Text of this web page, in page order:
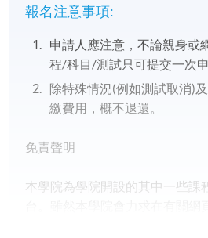
【報名中心報名
SF26報名申請表、家長同意
歲），連同身份證明文件副
任何一個報名中心 呈交，並
名中心可以以現金、EPS、
時網上報名及繳費服務，申
報名注意事項:
申請人應注意，不論親身或
程/科目/測試只可提交一次申
除特殊情況(例如測試取消)
繳費用，概不退還。
免責聲明
本學院為學院開設的其中一些課